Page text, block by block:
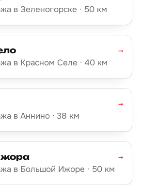
в Зеленогорске · 50 км
в Красном Селе · 40 км
→
в Аннино · 38 км
→
в Большой Ижоре · 50 км
→